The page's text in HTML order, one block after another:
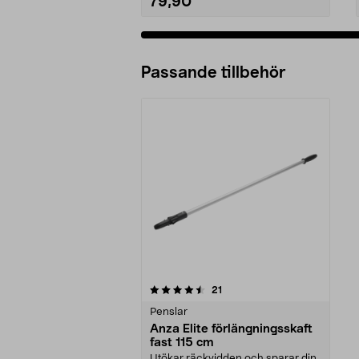
Passande tillbehör
21
Penslar
Anza Elite förlängningsskaft
fast 115 cm